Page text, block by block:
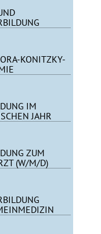
KONITZKY-
IM
JAHR
ZUM
(W/M/D)